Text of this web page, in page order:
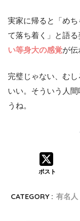
実家に帰ると「め
て落ち着く」と語
い等身大の感覚が伝
完璧じゃない、む
いい。そういう人
うね。
ポスト
CATEGORY : 有名人